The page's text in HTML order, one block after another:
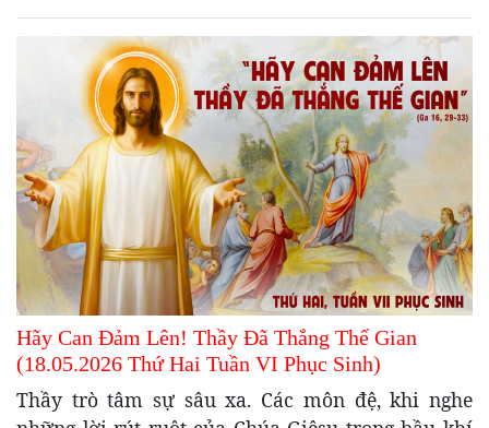
Hãy Can Đảm Lên! Thầy Đã Thắng Thế Gian
(18.05.2026 Thứ Hai Tuần VI Phục Sinh)
Thầy trò tâm sự sâu xa. Các môn đệ, khi nghe